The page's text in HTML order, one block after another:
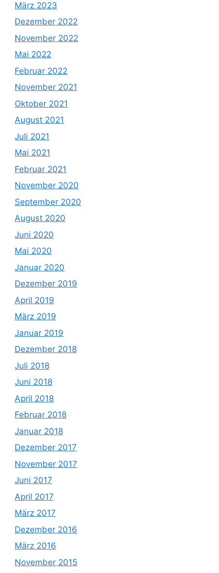
März 2023
Dezember 2022
November 2022
Mai 2022
Februar 2022
November 2021
Oktober 2021
August 2021
Juli 2021
Mai 2021
Februar 2021
November 2020
September 2020
August 2020
Juni 2020
Mai 2020
Januar 2020
Dezember 2019
April 2019
März 2019
Januar 2019
Dezember 2018
Juli 2018
Juni 2018
April 2018
Februar 2018
Januar 2018
Dezember 2017
November 2017
Juni 2017
April 2017
März 2017
Dezember 2016
März 2016
November 2015